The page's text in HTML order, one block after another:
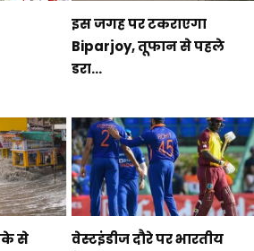
इस जगह पर टकराएगा
Biparjoy, तूफान से पहले
डरा...
से
वेस्टइंडीज दौरे पर भारतीय